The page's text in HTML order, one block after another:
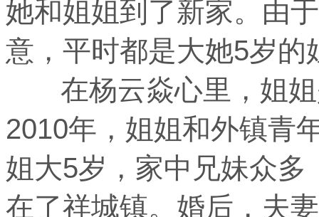
她和姐姐到了新家。由
意，平时都是大她5岁的
在杨云焱心里，姐姐
2010年，姐姐和外镇青
姐大5岁，家中兄妹众
在了祥城镇。婚后，夫